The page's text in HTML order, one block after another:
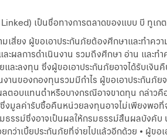
เป็นชื่อทางการตลาดของแบบ บี ทูเ
มเสี่ยง ผู้ขอเอาประกันภัยต้องศึกษาและทำค
ลการดำเนินงาน รวมถึงศึกษา อ่าน และทำค
ะลงทุน ซึ่งผู้ขอเอาประกันภัยอาจได้รับเงิน
านของกองทุนรวมมีกำไร ผู้ขอเอาประกันภั
ตอบแทนต่ำหรือบางกรณีอาจขาดทุน กล่าว
ลค่ารับซื้อคืนหน่วยลงทุนอาจไม่เพียงพอที่จะ
มธรรม์ซึ่งอาจเป็นผลให้กรมธรรม์สิ้นผลบัง
ว่าเบี้ยประกันภัยที่จ่ายไปแล้วอีกด้วย • ผู้ขอ